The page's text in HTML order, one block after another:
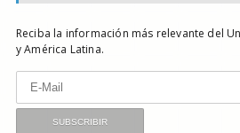
Reciba la información más relevante del
y América Latina.